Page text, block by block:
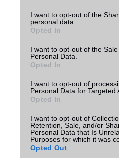
not limited to your visit or usage
grant or deny consent to
use your data for below
consent section.
I want to opt-out of the
personal data.
Opted In
I want to opt-out of the
Personal Data.
Opted In
I want to opt-out of
Personal Data for Targeted
Opted In
I want to opt-out of
Retention, Sale, and/or
Personal Data that Is
Purposes for which it was
Opted Out
2010-5-19 20:47:37
háát az egy pici részlet..attól még
paarzsofia
2010-5-20 15:11:27
háát.. lehet ..igazad van...de azért
fényképezőgép h anniyra jó